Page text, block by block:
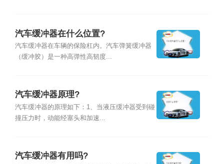
汽车缓冲器在什么位置?
汽车缓冲器在车辆的保险杠内。汽车弹簧缓冲器
（缓冲胶）是一种高弹性高韧度...
汽车缓冲器原理?
汽车缓冲器的原理如下：1、当液压缓冲器受到碰
撞压力时，动能经塞头和加速...
汽车缓冲器有用吗?